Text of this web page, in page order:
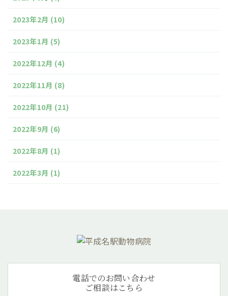
2023年2月 (10)
2023年1月 (5)
2022年12月 (4)
2022年11月 (8)
2022年10月 (21)
2022年9月 (6)
2022年8月 (1)
2022年3月 (1)
電話でのお問い合わせ
ご相談はこちら